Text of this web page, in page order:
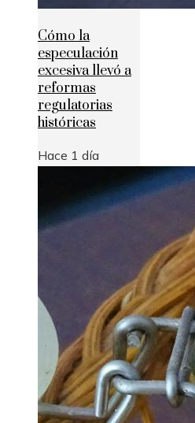
Cómo la
especulación
excesiva llevó a
reformas
regulatorias
históricas
Hace 1 día